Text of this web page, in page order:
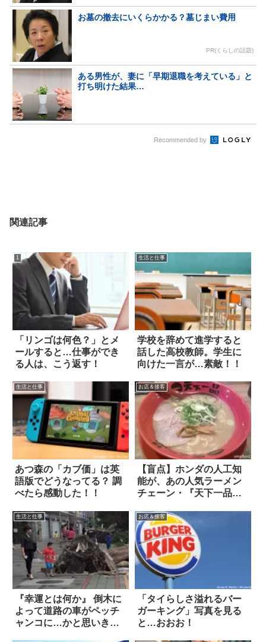
お墓の撤去にいくらかかる？墓じまい費用
PR(くらしの話題)
ある男性が、妻に「早期退職を考えている」と
打ち明けた結果…
Recommended by
関連記事
1
「リンゴは何色？」とメ
ールすると…仕事ができ
る人は、こう返す！
生活と仕事
学校を辞めて進学すると
話した高校教師。学生に
向けた一言が…素敵！！
生活と仕事
あつ森の「カブ価」は英
語版でどうなってる？ 調
べたら感動した！！
お店＆接客
【盲点】ホンダの人工知
能が、あの人気ラーメン
チェーン・『天下一品』
生活と仕事
『幸運とは何か』 倒木に
よって道路の車がペッチ
ャンコに…かと思いき
お店＆接客
「タイらしさ溢れるバー
ガーキング」写真を見る
と…おおお！